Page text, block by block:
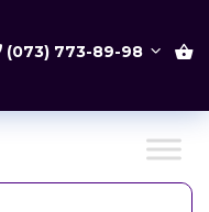
(073) 773-89-98